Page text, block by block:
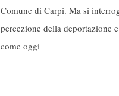
Comune di Carpi. Ma si
percezione della deportazione
come oggi